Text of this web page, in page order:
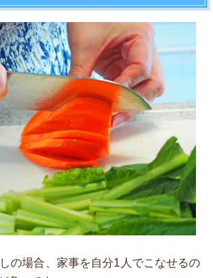
の場合、家事を自分1人でこなせるの